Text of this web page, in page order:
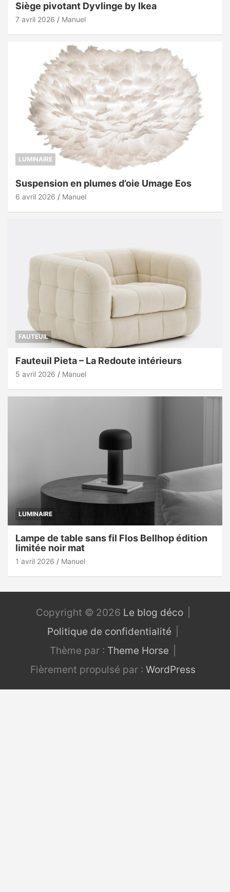
Siège pivotant Dyvlinge by Ikea
7 avril 2026 Manuel
LUMINAIRE
Suspension en plumes d’oie Umage Eos
6 avril 2026 Manuel
FAUTEUIL
Fauteuil Pieta – La Redoute intérieurs
5 avril 2026 Manuel
LUMINAIRE
Lampe de table sans fil Flos Bellhop édition
limitée noir mat
1 avril 2026 Manuel
Copyright © 2026 Le blog déco
Politique de confidentialité
Thème par : Theme Horse
Fièrement propulsé par : WordPress